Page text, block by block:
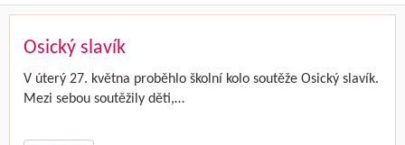
Osický slavík
V úterý 27. května proběhlo školní kolo soutěže Osický slavík.
Mezi sebou soutěžily děti,…